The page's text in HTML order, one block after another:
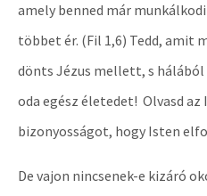
amely benned már
többet ér. (Fil 1,6) Tedd, amit
dönts Jézus mellett, s
oda egész életedet! Olvasd az
bizonyosságot, hogy Isten
De vajon nincsenek-e kizáró